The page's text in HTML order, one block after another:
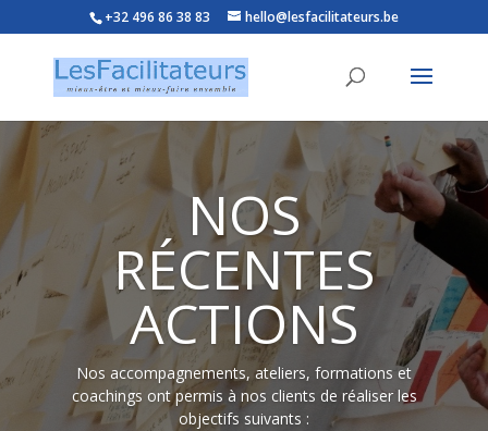
+32 496 86 38 83 hello@lesfacilitateurs.be
NOS
RÉCENTES
ACTIONS
Nos accompagnements, ateliers, formations et
coachings ont permis à nos clients de réaliser les
objectifs suivants :